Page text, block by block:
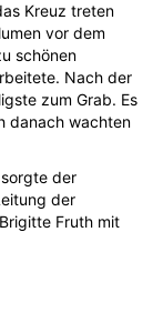
Kreuz treten
vor dem
schönen
Nach der
zum Grab. Es
danach wachten
der
der
Fruth mit